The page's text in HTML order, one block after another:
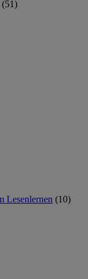
(51)
Lesenlernen (10)